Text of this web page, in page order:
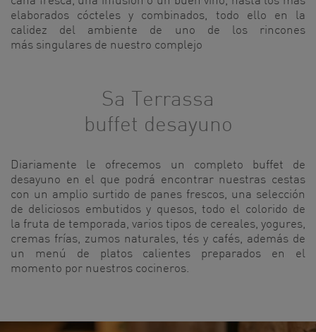
elaborados cócteles y combinados, todo ello en la
calidez del ambiente de uno de los rincones
más singulares de nuestro complejo
Sa Terrassa
buffet desayuno
Diariamente le ofrecemos un completo buffet de
desayuno en el que podrá encontrar nuestras cestas
con un amplio surtido de panes frescos, una selección
de deliciosos embutidos y quesos, todo el colorido de
la fruta de temporada, varios tipos de cereales, yogures,
cremas frías, zumos naturales, tés y cafés, además de
un menú de platos calientes preparados en el
momento por nuestros cocineros.